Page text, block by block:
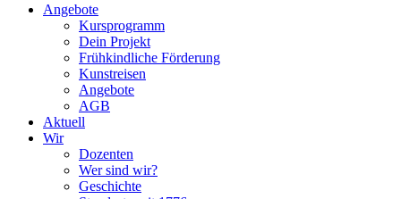
Angebote
Kursprogramm
Dein Projekt
Frühkindliche Förderung
Kunstreisen
Angebote
AGB
Aktuell
Wir
Dozenten
Wer sind wir?
Geschichte